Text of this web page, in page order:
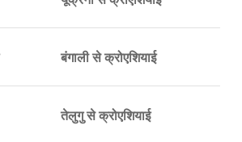
बंगाली से क्रोएशियाई
तेलुगु से क्रोएशियाई